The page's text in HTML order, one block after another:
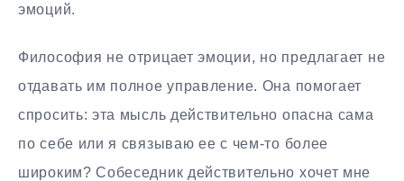
эмоций.
Философия не отрицает эмоции, но предлагает не
отдавать им полное управление. Она помогает
спросить: эта мысль действительно опасна сама
по себе или я связываю ее с чем-то более
широким? Собеседник действительно хочет мне